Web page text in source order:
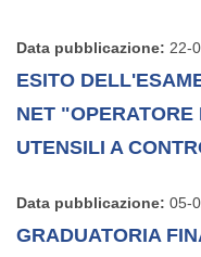
Data pubblicazione: 22-
ESITO
NET "OPERATORE
UTENSILI A
Data pubblicazione: 05-
GRADUATORIA